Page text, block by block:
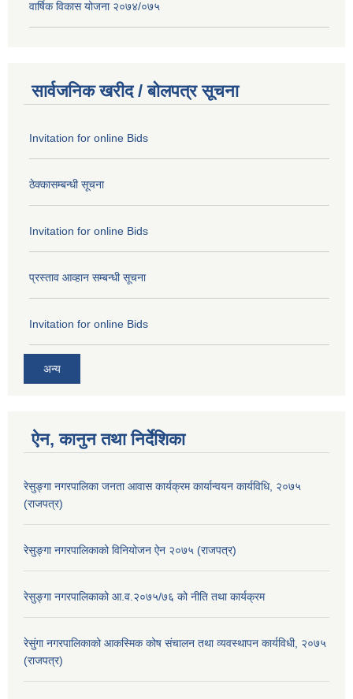
वार्षिक विकास योजना २०७४/०७५
सार्वजनिक खरीद / बोलपत्र सूचना
Invitation for online Bids
ठेक्कासम्बन्धी सूचना
Invitation for online Bids
प्रस्ताव आव्हान सम्बन्धी सूचना
Invitation for online Bids
अन्य
ऐन, कानुन तथा निर्देशिका
रेसुङ्गा नगरपालिका जनता आवास कार्यक्रम कार्यान्वयन कार्यविधि, २०७५
(राजपत्र)
रेसुङ्गा नगरपालिकाको विनियोजन ऐन २०७५ (राजपत्र)
रेसुङ्गा नगरपालिकाको आ.व.२०७५/७६ को नीति तथा कार्यक्रम
रेसुंगा नगरपालिकाको आकस्मिक कोष संचालन तथा व्यवस्थापन कार्यविधी, २०७५
(राजपत्र)